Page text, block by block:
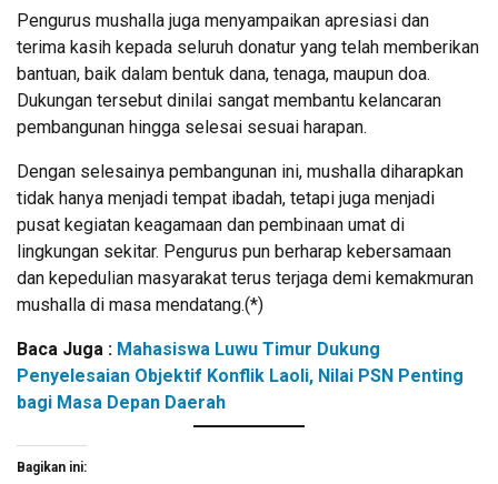
Pengurus mushalla juga menyampaikan apresiasi dan
terima kasih kepada seluruh donatur yang telah memberikan
bantuan, baik dalam bentuk dana, tenaga, maupun doa.
Dukungan tersebut dinilai sangat membantu kelancaran
pembangunan hingga selesai sesuai harapan.
Dengan selesainya pembangunan ini, mushalla diharapkan
tidak hanya menjadi tempat ibadah, tetapi juga menjadi
pusat kegiatan keagamaan dan pembinaan umat di
lingkungan sekitar. Pengurus pun berharap kebersamaan
dan kepedulian masyarakat terus terjaga demi kemakmuran
mushalla di masa mendatang.(*)
Baca Juga : Mahasiswa Luwu Timur Dukung
Penyelesaian Objektif Konflik Laoli, Nilai PSN Penting
bagi Masa Depan Daerah
Bagikan ini: